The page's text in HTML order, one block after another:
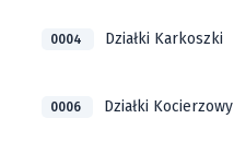
0004 Działki Karkoszki
0006 Działki Kocierzowy